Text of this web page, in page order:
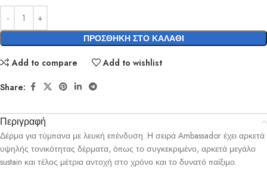
ΠΡΟΣΘΉΚΗ ΣΤΟ ΚΑΛΆΘΙ
Add to compare Add to wishlist
Share:
Περιγραφή
Δέρμα για τύμπανα με λευκή επένδυση. Η σειρά Ambassador έχει αρκετά
υψηλής τονικότητας δέρματα, όπως το συγκεκριμένο, αρκετά μεγάλο
sustain και τέλος μέτρια αντοχή στο χρόνο και το δυνατό παίξιμο.